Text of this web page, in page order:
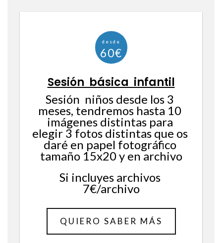
Sesión básica infantil
Sesión  niños desde los 3
meses, tendremos hasta 10
imágenes distintas para
elegir 3 fotos distintas que os
daré en papel fotográfico
tamaño 15x20 y en archivo
Si incluyes archivos
7€/archivo
QUIERO SABER MÁS